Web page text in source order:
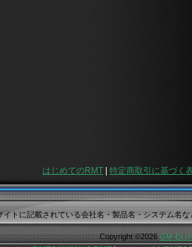
はじめてのRMT| 特定商取引に基づく
イトに記載されている会社名・製品名・システム名
Copyright ©2026GM-